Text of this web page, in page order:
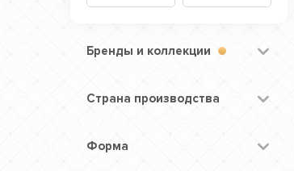
Бренды и коллекции
Страна производства
Форма